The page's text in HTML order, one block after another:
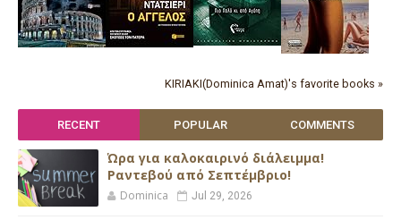
KIRIAKI(Dominica Amat)'s favorite books »
RECENT POPULAR COMMENTS
Ώρα για καλοκαιρινό διάλειμμα!
Ραντεβού από Σεπτέμβριο!
Dominica Jul 29, 2026